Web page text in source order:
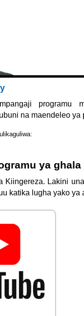
programu
na maendeleo ya
ya ghala
Kiingereza. Lakini
katika lugha yako ya